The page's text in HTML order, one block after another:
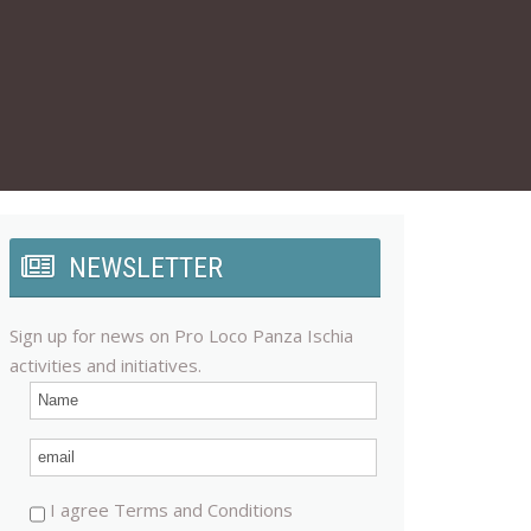
NEWSLETTER
Sign up for news on Pro Loco Panza Ischia
activities and initiatives.
I agree Terms and Conditions